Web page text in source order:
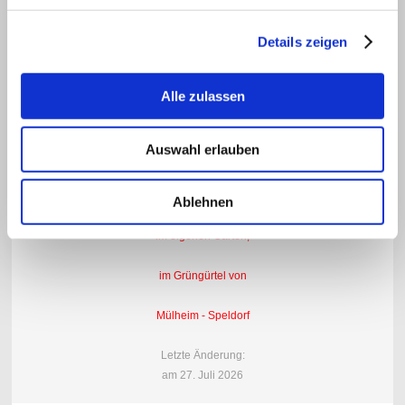
Details zeigen
Alle zulassen
Auswahl erlauben
Ablehnen
Kleingartenanlage
an der Rennbahn.
Freiraum für
Freizeit und Hobby
im eigenen Garten,
im Grüngürtel von
Mülheim - Speldorf
Letzte Änderung:
am 27. Juli 2026